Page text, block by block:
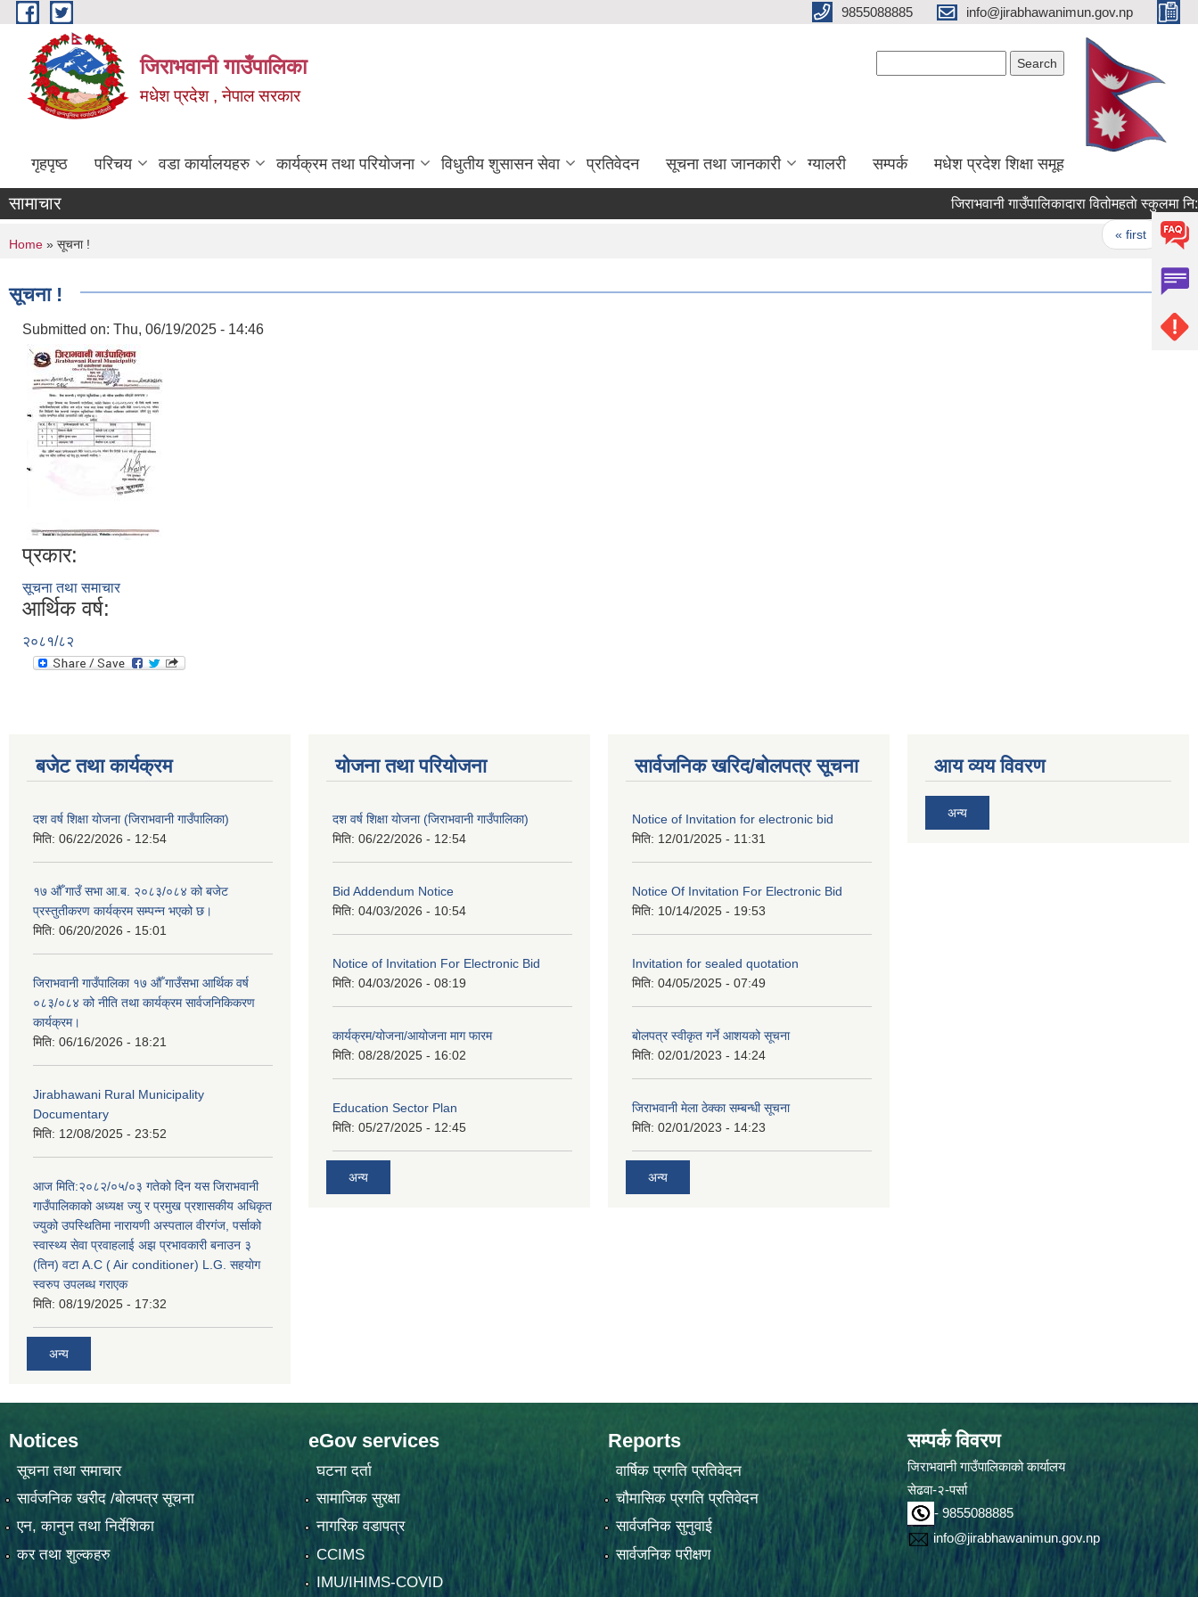
Skip to main content 9855088885 info@jirabhawanimun.gov.np
जिराभवानी गाउँपालिका
मधेश प्रदेश , नेपाल सरकार
गृहपृष्ठ परिचय वडा कार्यालयहरु कार्यक्रम तथा परियोजना विधुतीय शुसासन सेवा प्रतिवेदन सूचना तथा जानकारी ग्यालरी सम्पर्क मधेश प्रदेश शिक्षा समूह
सामाचार
« first ‹
You are here
Home » सूचना !
सूचना !
Submitted on: Thu, 06/19/2025 - 14:46
प्रकार:
सूचना तथा समाचार
आर्थिक वर्ष:
२०८१/८२
बजेट तथा कार्यक्रम
दश वर्ष शिक्षा योजना (जिराभवानी गाउँपालिका)
मिति: 06/22/2026 - 12:54
१७ औँ गाउँ सभा आ.ब. २०८३/०८४ को बजेट
प्रस्तुतीकरण कार्यक्रम सम्पन्न भएको छ।
मिति: 06/20/2026 - 15:01
जिराभवानी गाउँपालिका १७ औँ गाउँसभा आर्थिक वर्ष
०८३/०८४ को नीति तथा कार्यक्रम सार्वजनिकिकरण
कार्यक्रम।
मिति: 06/16/2026 - 18:21
Jirabhawani Rural Municipality
Documentary
मिति: 12/08/2025 - 23:52
आज मिति:२०८२/०५/०३ गतेको दिन यस जिराभवानी
गाउँपालिकाको अध्यक्ष ज्यु र प्रमुख प्रशासकीय अधिकृत
ज्युको उपस्थितिमा नारायणी अस्पताल वीरगंज, पर्साको
स्वास्थ्य सेवा प्रवाहलाई अझ प्रभावकारी बनाउन ३
(तिन) वटा A.C ( Air conditioner) L.G. सहयाेग
स्वरुप उपलब्ध गराएक
मिति: 08/19/2025 - 17:32
अन्य
योजना तथा परियोजना
दश वर्ष शिक्षा योजना (जिराभवानी गाउँपालिका)
मिति: 06/22/2026 - 12:54
Bid Addendum Notice
मिति: 04/03/2026 - 10:54
Notice of Invitation For Electronic Bid
मिति: 04/03/2026 - 08:19
कार्यक्रम/योजना/आयोजना माग फारम
मिति: 08/28/2025 - 16:02
Education Sector Plan
मिति: 05/27/2025 - 12:45
अन्य
सार्वजनिक खरिद/बोलपत्र सूचना
Notice of Invitation for electronic bid
मिति: 12/01/2025 - 11:31
Notice Of Invitation For Electronic Bid
मिति: 10/14/2025 - 19:53
Invitation for sealed quotation
मिति: 04/05/2025 - 07:49
बोलपत्र स्वीकृत गर्ने आशयको सूचना
मिति: 02/01/2023 - 14:24
जिराभवानी मेला ठेक्का सम्बन्धी सूचना
मिति: 02/01/2023 - 14:23
अन्य
आय व्यय विवरण
अन्य
Notices
सूचना तथा समाचार
सार्वजनिक खरीद /बोलपत्र सूचना
एन, कानुन तथा निर्देशिका
कर तथा शुल्कहरु
eGov services
घटना दर्ता
सामाजिक सुरक्षा
नागरिक वडापत्र
CCIMS
IMU/IHIMS-COVID
Reports
वार्षिक प्रगति प्रतिवेदन
चौमासिक प्रगति प्रतिवेदन
सार्वजनिक सुनुवाई
सार्वजनिक परीक्षण
सम्पर्क विवरण
जिराभवानी गाउँपालिकाको कार्यालय
सेढवा-२-पर्सा
- 9855088885
info@jirabhawanimun.gov.np